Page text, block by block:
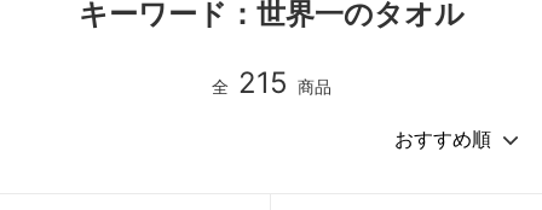
キーワード：世界一のタオル
全 215 商品